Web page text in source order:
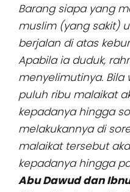
Barang siapa yang
muslim (yang sakit)
berjalan di atas
Apabila ia duduk,
menyelimutinya. Bila
puluh ribu malaikat
kepadanya hingga
melakukannya di
malaikat tersebut
kepadanya hingga
Abu Dawud dan